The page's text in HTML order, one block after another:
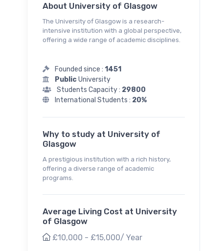
About University of Glasgow
The University of Glasgow is a research-
intensive institution with a global perspective,
offering a wide range of academic disciplines.
Founded since : 1451
PublicUniversity
Students Capacity : 29800
International Students : 20%
Why to study at University of
Glasgow
A prestigious institution with a rich history,
offering a diverse range of academic
programs.
Average Living Cost at University
of Glasgow
£10,000 - £15,000/ Year